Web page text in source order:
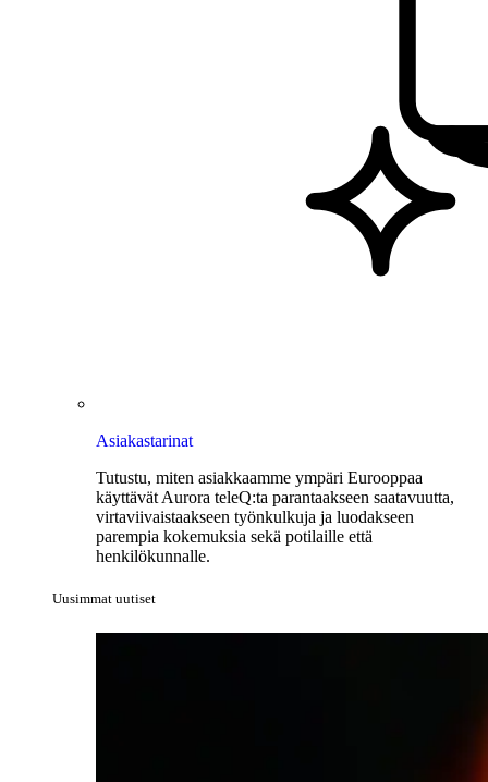
Asiakastarinat
Tutustu, miten asiakkaamme ympäri Eurooppaa
käyttävät Aurora teleQ:ta parantaakseen saatavuutta,
virtaviivaistaakseen työnkulkuja ja luodakseen
parempia kokemuksia sekä potilaille että
henkilökunnalle.
Uusimmat uutiset